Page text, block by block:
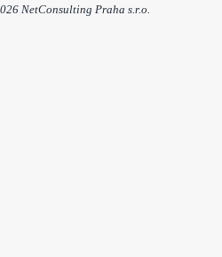
NetConsulting Praha s.r.o.